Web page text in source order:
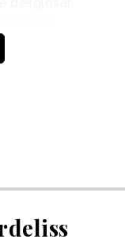
para
exacto o